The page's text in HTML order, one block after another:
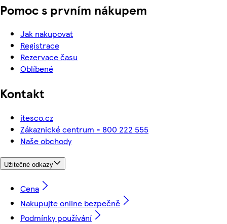
Pomoc s prvním nákupem
Jak nakupovat
Registrace
Rezervace času
Oblíbené
Kontakt
itesco.cz
Zákaznické centrum - 800 222 555
Naše obchody
Užitečné odkazy
Cena
Nakupujte online bezpečně
Podmínky používání